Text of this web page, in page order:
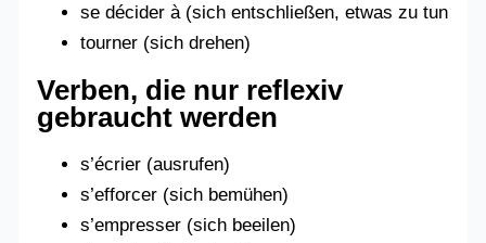
se décider à (sich entschließen, etwas zu tun
tourner (sich drehen)
Verben, die nur reflexiv
gebraucht werden
s’écrier (ausrufen)
s’efforcer (sich bemühen)
s’empresser (sich beeilen)